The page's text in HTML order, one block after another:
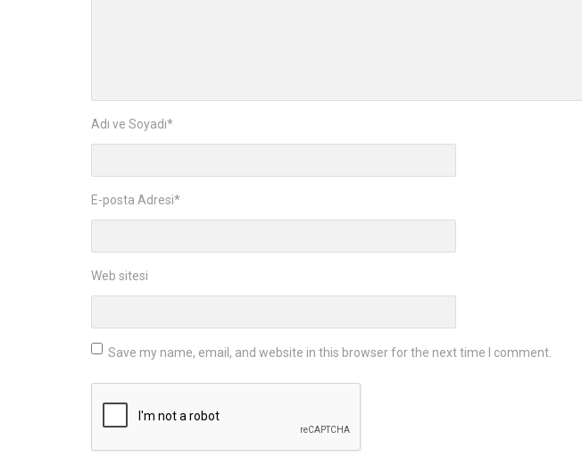
Adı ve Soyadı*
E-posta Adresi*
Web sitesi
Save my name, email, and website in this browser for the next time I comment.